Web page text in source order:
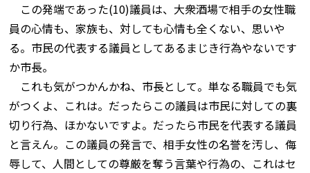
この発端であった(10)議員は、大衆酒場で相手の女性職
員の心情も、家族も、対しても心情も全くない、思いや
る。市民の代表する議員としてあるまじき行為やないです
か市長。
これも気がつかんかね、市長として。単なる職員でも気
がつくよ、これは。だったらこの議員は市民に対しての裏
切り行為、ほかないですよ。だったら市民を代表する議員
と言えん。この議員の発言で、相手女性の名誉を汚し、侮
辱して、人間としての尊厳を奪う言葉や行為の、これはセ